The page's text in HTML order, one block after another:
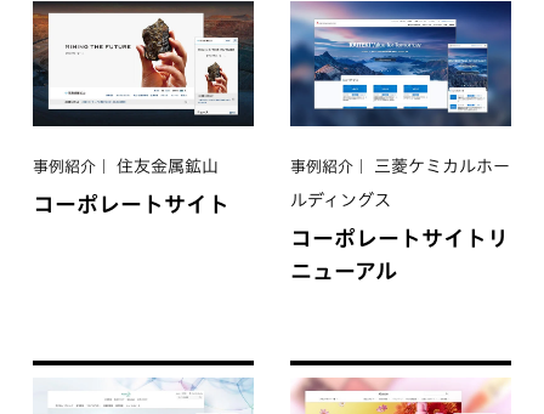
事例紹介 住友⾦属鉱⼭
コーポレートサイト
事例紹介
三菱ケミカルホー
ルディングス
コーポレートサイトリ
ニューアル